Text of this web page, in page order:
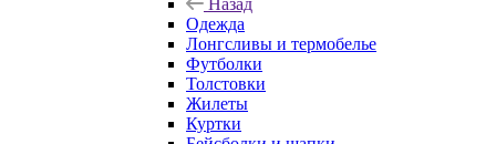
Назад
Одежда
Лонгсливы и термобелье
Футболки
Толстовки
Жилеты
Куртки